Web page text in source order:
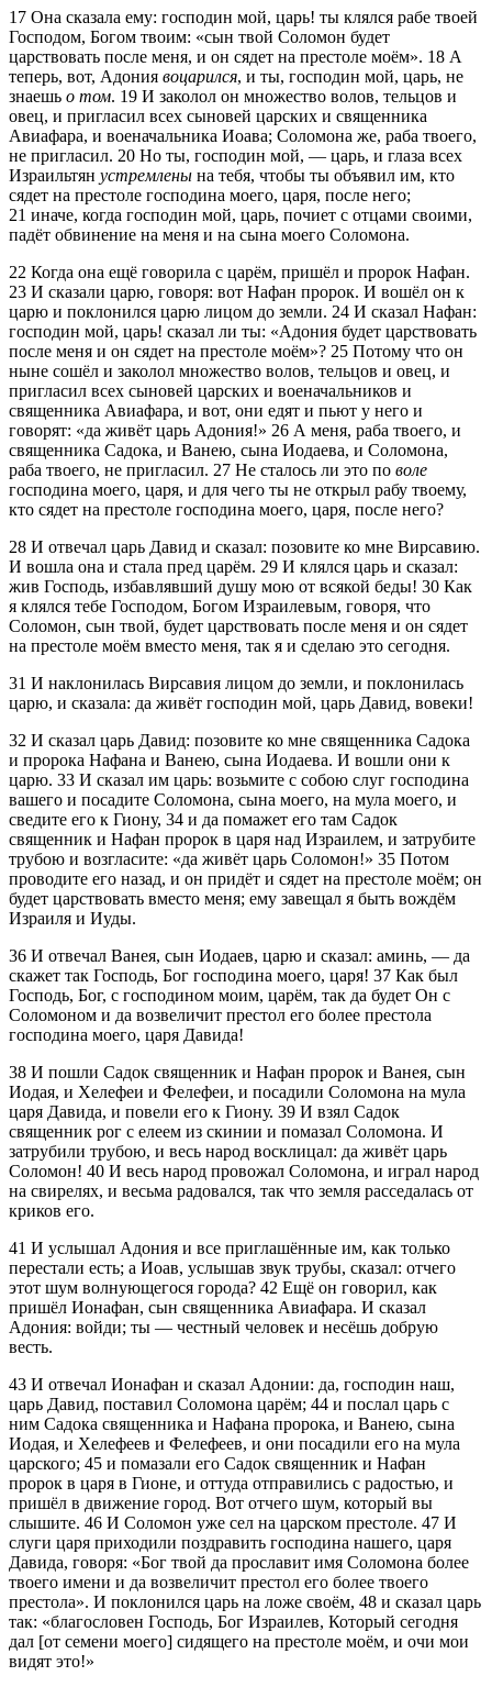
17 Она сказала ему: господин мой, царь! ты клялся рабе твоей
Господом, Богом твоим:
сын твой Соломон будет
царствовать после меня, и он сядет на престоле моём . 18 А
теперь, вот, Адония воцарился, и ты, господин мой, царь, не
знаешь о том. 19 И заколол он множество волов, тельцов и
овец, и пригласил всех сыновей царских и священника
Авиафара, и военачальника Иоава; Соломона же, раба твоего,
не пригласил. 20 Но ты, господин мой, — царь, и глаза всех
Израильтян устремлены на тебя, чтобы ты объявил им, кто
сядет на престоле господина моего, царя, после него;
21 иначе, когда господин мой, царь, почиет с отцами своими,
падёт обвинение на меня и на сына моего Соломона.
22 Когда она ещё говорила с царём, пришёл и пророк Нафан.
23 И сказали царю, говоря: вот Нафан пророк. И вошёл он к
царю и поклонился царю лицом до земли. 24 И сказал Нафан:
господин мой, царь! сказал ли ты:
Адония будет царствовать
после меня и он сядет на престоле моём ? 25 Потому что он
ныне сошёл и заколол множество волов, тельцов и овец, и
пригласил всех сыновей царских и военачальников и
священника Авиафара, и вот, они едят и пьют у него и
говорят:
да живёт царь Адония! 26 А меня, раба твоего, и
священника Садока, и Ванею, сына Иодаева, и Соломона,
раба твоего, не пригласил. 27 Не сталось ли это по воле
господина моего, царя, и для чего ты не открыл рабу твоему,
кто сядет на престоле господина моего, царя, после него?
28 И отвечал царь Давид и сказал: позовите ко мне Вирсавию.
И вошла она и стала пред царём. 29 И клялся царь и сказал:
жив Господь, избавлявший душу мою от всякой беды! 30 Как
я клялся тебе Господом, Богом Израилевым, говоря, что
Соломон, сын твой, будет царствовать после меня и он сядет
на престоле моём вместо меня, так я и сделаю это сегодня.
31 И наклонилась Вирсавия лицом до земли, и поклонилась
царю, и сказала: да живёт господин мой, царь Давид, вовеки!
32 И сказал царь Давид: позовите ко мне священника Садока
и пророка Нафана и Ванею, сына Иодаева. И вошли они к
царю. 33 И сказал им царь: возьмите с собою слуг господина
вашего и посадите Соломона, сына моего, на мула моего, и
сведите его к Гиону, 34 и да помажет его там Садок
священник и Нафан пророк в царя над Израилем, и затрубите
трубою и возгласите:
да живёт царь Соломон! 35 Потом
проводите его назад, и он придёт и сядет на престоле моём; он
будет царствовать вместо меня; ему завещал я быть вождём
Израиля и Иуды.
36 И отвечал Ванея, сын Иодаев, царю и сказал: аминь, — да
скажет так Господь, Бог господина моего, царя! 37 Как был
Господь, Бог, с господином моим, царём, так да будет Он с
Соломоном и да возвеличит престол его более престола
господина моего, царя Давида!
38 И пошли Садок священник и Нафан пророк и Ванея, сын
Иодая, и Хелефеи и Фелефеи, и посадили Соломона на мула
царя Давида, и повели его к Гиону. 39 И взял Садок
священник рог с елеем из скинии и помазал Соломона. И
затрубили трубою, и весь народ восклицал: да живёт царь
Соломон! 40 И весь народ провожал Соломона, и играл народ
на свирелях, и весьма радовался, так что земля расседалась от
криков его.
41 И услышал Адония и все приглашённые им, как только
перестали есть; а Иоав, услышав звук трубы, сказал: отчего
этот шум волнующегося города? 42 Ещё он говорил, как
пришёл Ионафан, сын священника Авиафара. И сказал
Адония: войди; ты — честный человек и несёшь добрую
весть.
43 И отвечал Ионафан и сказал Адонии: да, господин наш,
царь Давид, поставил Соломона царём; 44 и послал царь с
ним Садока священника и Нафана пророка, и Ванею, сына
Иодая, и Хелефеев и Фелефеев, и они посадили его на мула
царского; 45 и помазали его Садок священник и Нафан
пророк в царя в Гионе, и оттуда отправились с радостью, и
пришёл в движение город. Вот отчего шум, который вы
слышите. 46 И Соломон уже сел на царском престоле. 47 И
слуги царя приходили поздравить господина нашего, царя
Давида, говоря:
Бог твой да прославит имя Соломона более
твоего имени и да возвеличит престол его более твоего
престола . И поклонился царь на ложе своём, 48 и сказал царь
так:
благословен Господь, Бог Израилев, Который сегодня
дал [от семени моего] сидящего на престоле моём, и очи мои
видят это!